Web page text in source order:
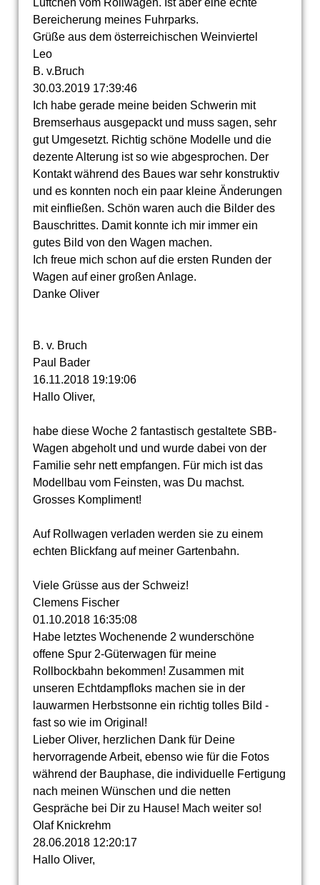
Lüftchen vom Rollwagen. Ist aber eine echte
Bereicherung meines Fuhrparks.
Grüße aus dem österreichischen Weinviertel
Leo
B. v.Bruch
30.03.2019 17:39:46
Ich habe gerade meine beiden Schwerin mit
Bremserhaus ausgepackt und muss sagen, sehr
gut Umgesetzt. Richtig schöne Modelle und die
dezente Alterung ist so wie abgesprochen. Der
Kontakt während des Baues war sehr konstruktiv
und es konnten noch ein paar kleine Änderungen
mit einfließen. Schön waren auch die Bilder des
Bauschrittes. Damit konnte ich mir immer ein
gutes Bild von den Wagen machen.
Ich freue mich schon auf die ersten Runden der
Wagen auf einer großen Anlage.
Danke Oliver
B. v. Bruch
Paul Bader
16.11.2018 19:19:06
Hallo Oliver,
habe diese Woche 2 fantastisch gestaltete SBB-
Wagen abgeholt und und wurde dabei von der
Familie sehr nett empfangen. Für mich ist das
Modellbau vom Feinsten, was Du machst.
Grosses Kompliment!
Auf Rollwagen verladen werden sie zu einem
echten Blickfang auf meiner Gartenbahn.
Viele Grüsse aus der Schweiz!
Clemens Fischer
01.10.2018 16:35:08
Habe letztes Wochenende 2 wunderschöne
offene Spur 2-Güterwagen für meine
Rollbockbahn bekommen! Zusammen mit
unseren Echtdampfloks machen sie in der
lauwarmen Herbstsonne ein richtig tolles Bild -
fast so wie im Original!
Lieber Oliver, herzlichen Dank für Deine
hervorragende Arbeit, ebenso wie für die Fotos
während der Bauphase, die individuelle Fertigung
nach meinen Wünschen und die netten
Gespräche bei Dir zu Hause! Mach weiter so!
Olaf Knickrehm
28.06.2018 12:20:17
Hallo Oliver,